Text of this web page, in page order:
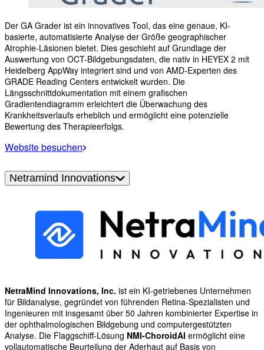
Der GA Grader ist ein innovatives Tool, das eine genaue, KI-
basierte, automatisierte Analyse der Größe geographischer
Atrophie-Läsionen bietet. Dies geschieht auf Grundlage der
Auswertung von OCT-Bildgebungsdaten, die nativ in HEYEX 2 mit
Heidelberg AppWay integriert sind und von AMD-Experten des
GRADE Reading Centers entwickelt wurden. Die
Längsschnittdokumentation mit einem grafischen
Gradientendiagramm erleichtert die Überwachung des
Krankheitsverlaufs erheblich und ermöglicht eine potenzielle
Bewertung des Therapieerfolgs.
Website besuchen
Netramind Innovations
NetraMind Innovations, Inc. ist ein KI-getriebenes Unternehmen
für Bildanalyse, gegründet von führenden Retina-Spezialisten und
Ingenieuren mit insgesamt über 50 Jahren kombinierter Expertise in
der ophthalmologischen Bildgebung und computergestützten
Analyse. Die Flaggschiff-Lösung NMI-ChoroidAI ermöglicht eine
vollautomatische Beurteilung der Aderhaut auf Basis von